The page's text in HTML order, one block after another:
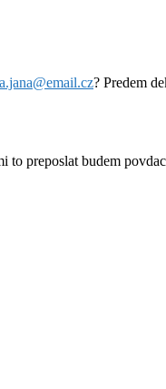
? Predem
to preposlat budem